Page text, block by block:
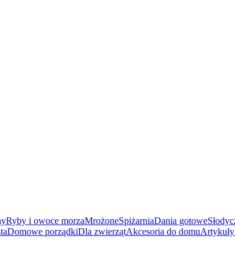
Ryby i owoce morzaMrożoneSpiżarniaDania gotowe
Domowe porządkiDla zwierzątAkcesoria do domu